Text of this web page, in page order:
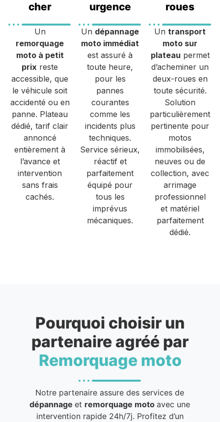
cher
Un
remorquage
moto à petit
prix reste
accessible, que
le véhicule soit
accidenté ou en
panne. Plateau
dédié, tarif clair
annoncé
entièrement à
l’avance et
intervention
sans frais
cachés.
urgence
Un dépannage
moto immédiat
est assuré à
toute heure,
pour les
pannes
courantes
comme les
incidents plus
techniques.
Service sérieux,
réactif et
parfaitement
équipé pour
tous les
imprévus
mécaniques.
roues
Untransport
moto sur
plateau permet
d’acheminer un
deux-roues en
toute sécurité.
Solution
particulièrement
pertinente pour
motos
immobilisées,
neuves ou de
collection, avec
arrimage
professionnel
et matériel
parfaitement
dédié.
Pourquoi choisir un
partenaire agréé par
Remorquage moto
Notre partenaire assure des services de
dépannageet remorquage motoavec une
intervention rapide 24h/7j. Profitez d’un